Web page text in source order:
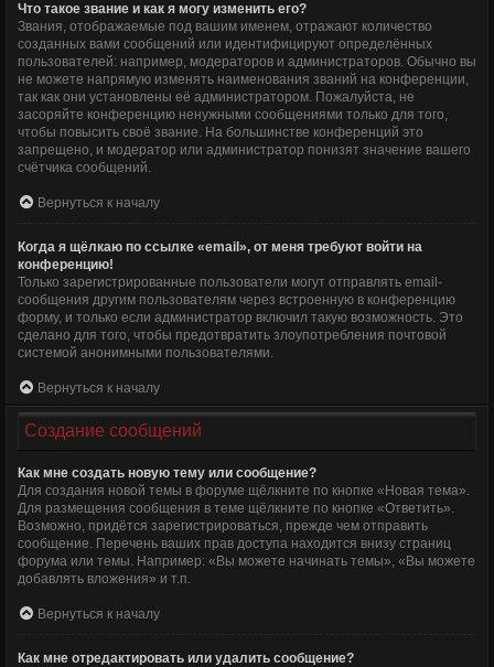
Что такое звание и как я могу изменить его?
Звания, отображаемые под вашим именем, отражают количество
созданных вами сообщений или идентифицируют определённых
пользователей: например, модераторов и администраторов. Обычно вы
не можете напрямую изменять наименования званий на конференции,
так как они установлены её администратором. Пожалуйста, не
засоряйте конференцию ненужными сообщениями только для того,
чтобы повысить своё звание. На большинстве конференций это
запрещено, и модератор или администратор понизят значение вашего
счётчика сообщений.
Вернуться к началу
Когда я щёлкаю по ссылке «email», от меня требуют войти на
конференцию!
Только зарегистрированные пользователи могут отправлять email-
сообщения другим пользователям через встроенную в конференцию
форму, и только если администратор включил такую возможность. Это
сделано для того, чтобы предотвратить злоупотребления почтовой
системой анонимными пользователями.
Вернуться к началу
Создание сообщений
Как мне создать новую тему или сообщение?
Для создания новой темы в форуме щёлкните по кнопке «Новая тема».
Для размещения сообщения в теме щёлкните по кнопке «Ответить».
Возможно, придётся зарегистрироваться, прежде чем отправить
сообщение. Перечень ваших прав доступа находится внизу страниц
форума или темы. Например: «Вы можете начинать темы», «Вы можете
добавлять вложения» и т.п.
Вернуться к началу
Как мне отредактировать или удалить сообщение?